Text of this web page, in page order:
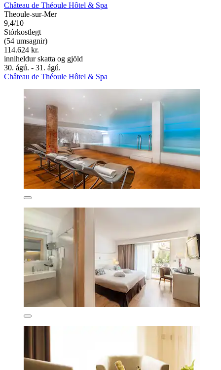
Château de Théoule Hôtel & Spa
Theoule-sur-Mer
9,4/10
Stórkostlegt
(54 umsagnir)
114.624 kr.
inniheldur skatta og gjöld
30. ágú. - 31. ágú.
Château de Théoule Hôtel & Spa